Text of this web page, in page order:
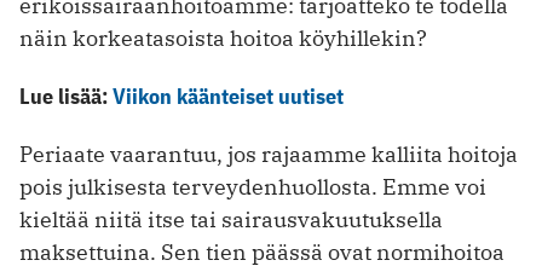
näin korkeatasoista hoitoa köyhillekin?
Lue lisää:Viikon käänteiset uutiset
Periaate vaarantuu, jos rajaamme kalliita hoitoja
pois julkisesta terveydenhuollosta. Emme voi
kieltää niitä itse tai sairausvakuutuksella
maksettuina. Sen tien päässä ovat normihoitoa